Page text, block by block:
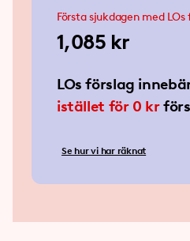
Första sjukdagen med LOs
1,085 kr
LOs förslag
istället för 0 kr
Se hur vi har räknat